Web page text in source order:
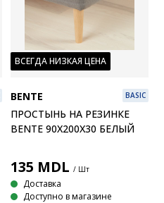
ВСЕГДА НИЗКАЯ ЦЕНА
BENTE BASIC
ПРОСТЫНЬ НА РЕЗИНКЕ
BENTE 90X200X30 БЕЛЫЙ
135 MDL / Шт
Доставка
Доступно в магазине